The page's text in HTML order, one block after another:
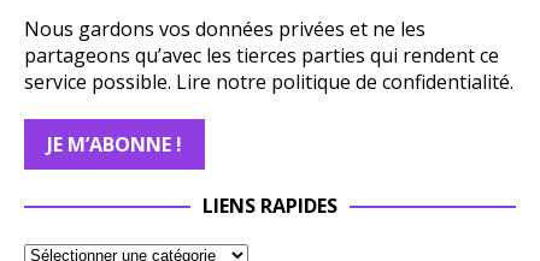
Nous gardons vos données privées et ne les
partageons qu’avec les tierces parties qui rendent ce
service possible. Lire notre politique de confidentialité.
LIENS RAPIDES